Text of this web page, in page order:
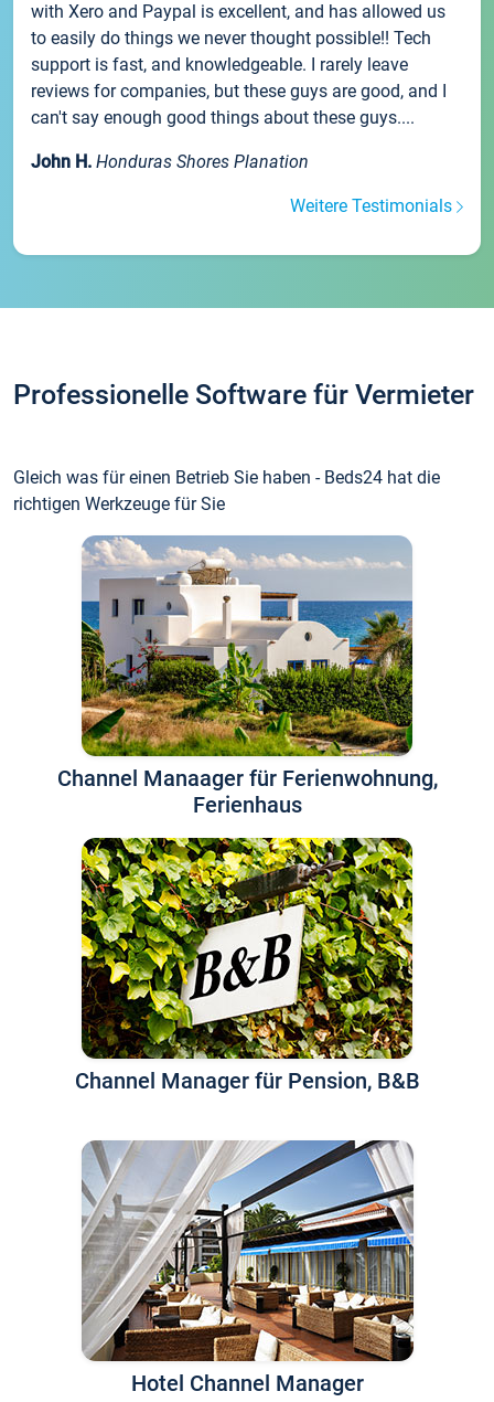
with Xero and Paypal is excellent, and has allowed us
to easily do things we never thought possible!! Tech
support is fast, and knowledgeable. I rarely leave
reviews for companies, but these guys are good, and I
can't say enough good things about these guys....
John H. Honduras Shores Planation
Weitere Testimonials
Professionelle Software für Vermieter
Gleich was für einen Betrieb Sie haben - Beds24 hat die
richtigen Werkzeuge für Sie
Channel Manaager für Ferienwohnung,
Ferienhaus
Channel Manager für Pension, B&B
Hotel Channel Manager